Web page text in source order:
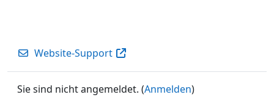
Website-Support
Sie sind nicht angemeldet. (Anmelden)